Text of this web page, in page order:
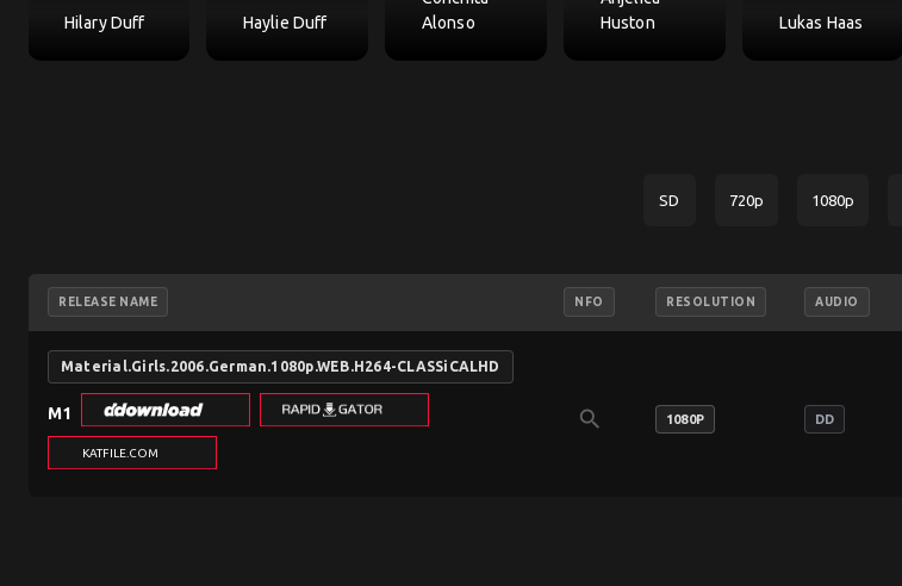
Hilary Duff Haylie Duff
Alonso
Huston
Lukas Haas
SD 720p 1080p
RELEASE NAME NFO RESOLUTION AUDIO
Material.Girls.2006.German.1080p.WEB.H264-CLASSiCALHD
M1
KATFILE.COM
search 1080P DD